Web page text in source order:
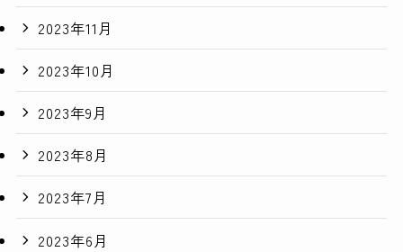
2023年11月
2023年10月
2023年9月
2023年8月
2023年7月
2023年6月